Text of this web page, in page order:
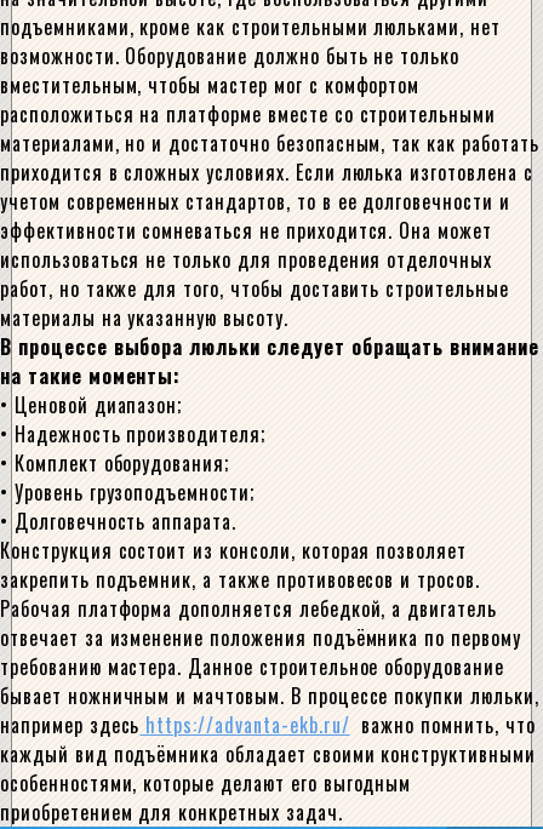
подъемниками, кроме как строительными люльками, нет
возможности. Оборудование должно быть не только
вместительным, чтобы мастер мог с комфортом
расположиться на платформе вместе со строительными
материалами, но и достаточно безопасным, так как работать
приходится в сложных условиях. Если люлька изготовлена с
учетом современных стандартов, то в ее долговечности и
эффективности сомневаться не приходится. Она может
использоваться не только для проведения отделочных
работ, но также для того, чтобы доставить строительные
материалы на указанную высоту.
В процессе выбора люльки следует обращать внимание
на такие моменты:
• Ценовой диапазон;
• Надежность производителя;
• Комплект оборудования;
• Уровень грузоподъемности;
• Долговечность аппарата.
Конструкция состоит из консоли, которая позволяет
закрепить подъемник, а также противовесов и тросов.
Рабочая платформа дополняется лебедкой, а двигатель
отвечает за изменение положения подъёмника по первому
требованию мастера. Данное строительное оборудование
бывает ножничным и мачтовым. В процессе покупки люльки,
например здесь https://advanta-ekb.ru/ важно помнить, что
каждый вид подъёмника обладает своими конструктивными
особенностями, которые делают его выгодным
приобретением для конкретных задач.